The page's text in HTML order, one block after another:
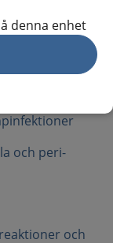
denna enhet
och peri-
och